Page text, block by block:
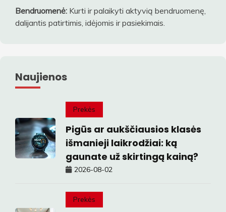
Bendruomenė: Kurti ir palaikyti aktyvią bendruomenę,
dalijantis patirtimis, idėjomis ir pasiekimais.
Naujienos
Prekės
Pigūs ar aukščiausios klasės
išmanieji laikrodžiai: ką
gaunate už skirtingą kainą?
2026-08-02
Prekės